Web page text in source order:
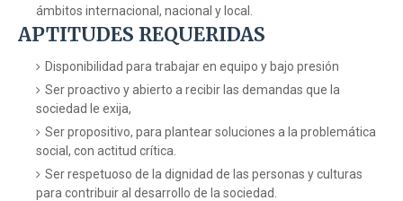
ámbitos internacional, nacional y local.
APTITUDES REQUERIDAS
Disponibilidad para trabajar en equipo y bajo presión
Ser proactivo y abierto a recibir las demandas que la
sociedad le exija,
Ser propositivo, para plantear soluciones a la problemática
social, con actitud crítica.
Ser respetuoso de la dignidad de las personas y culturas
para contribuir al desarrollo de la sociedad.